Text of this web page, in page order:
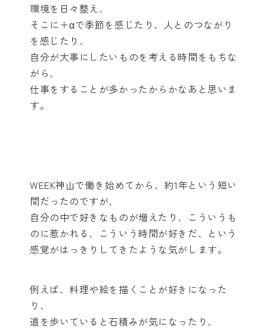
環境を日々整え、
そこに＋αで季節を感じたり、人とのつながり
を感じたり、
自分が大事にしたいものを考える時間をもちな
がら、
仕事をすることが多かったからかなあと思いま
す。
WEEK神山で働き始めてから、約1年という短い
間だったのですが、
自分の中で好きなものが増えたり、こういうも
のに惹かれる、こういう時間が好きだ、という
感覚がはっきりしてきたような気がします。
例えば、料理や絵を描くことが好きになった
り、
道を歩いていると石積みが気になったり、